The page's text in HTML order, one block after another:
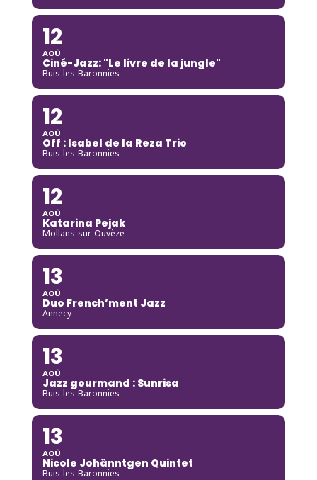
12
AOÛ
Ciné-Jazz: "Le livre de la jungle"
Buis-les-Baronnies
12
AOÛ
Off : Isabel de la Reza Trio
Buis-les-Baronnies
12
AOÛ
Katarina Pejak
Mollans-sur-Ouvèze
13
AOÛ
Duo French’ment Jazz
Annecy
13
AOÛ
Jazz gourmand : Sunrisa
Buis-les-Baronnies
13
AOÛ
Nicole Johänntgen Quintet
Buis-les-Baronnies